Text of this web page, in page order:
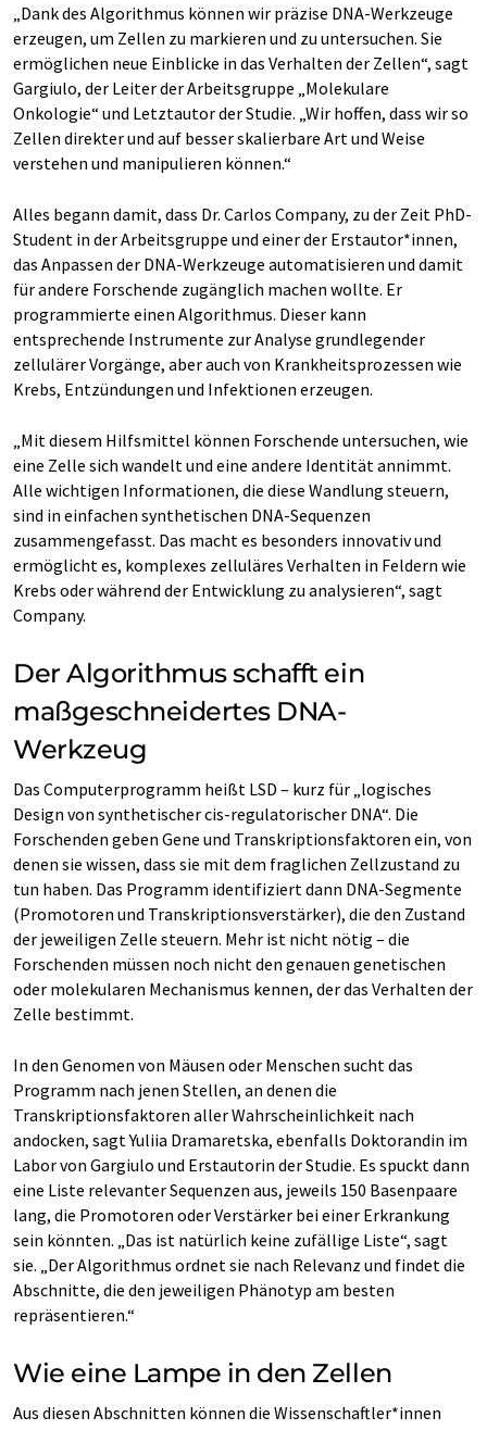
„Dank des Algorithmus können wir präzise DNA-Werkzeuge
erzeugen, um Zellen zu markieren und zu untersuchen. Sie
ermöglichen neue Einblicke in das Verhalten der Zellen“, sagt
Gargiulo, der Leiter der Arbeitsgruppe „Molekulare
Onkologie“ und Letztautor der Studie. „Wir hoffen, dass wir so
Zellen direkter und auf besser skalierbare Art und Weise
verstehen und manipulieren können.“
Alles begann damit, dass Dr. Carlos Company, zu der Zeit PhD-
Student in der Arbeitsgruppe und einer der Erstautor*innen,
das Anpassen der DNA-Werkzeuge automatisieren und damit
für andere Forschende zugänglich machen wollte. Er
programmierte einen Algorithmus. Dieser kann
entsprechende Instrumente zur Analyse grundlegender
zellulärer Vorgänge, aber auch von Krankheitsprozessen wie
Krebs, Entzündungen und Infektionen erzeugen.
„Mit diesem Hilfsmittel können Forschende untersuchen, wie
eine Zelle sich wandelt und eine andere Identität annimmt.
Alle wichtigen Informationen, die diese Wandlung steuern,
sind in einfachen synthetischen DNA-Sequenzen
zusammengefasst. Das macht es besonders innovativ und
ermöglicht es, komplexes zelluläres Verhalten in Feldern wie
Krebs oder während der Entwicklung zu analysieren“, sagt
Company.
Der Algorithmus schafft ein
maßgeschneidertes DNA-
Werkzeug
Das Computerprogramm heißt LSD – kurz für „logisches
Design von synthetischer cis-regulatorischer DNA“. Die
Forschenden geben Gene und Transkriptionsfaktoren ein, von
denen sie wissen, dass sie mit dem fraglichen Zellzustand zu
tun haben. Das Programm identifiziert dann DNA-Segmente
(Promotoren und Transkriptionsverstärker), die den Zustand
der jeweiligen Zelle steuern. Mehr ist nicht nötig – die
Forschenden müssen noch nicht den genauen genetischen
oder molekularen Mechanismus kennen, der das Verhalten der
Zelle bestimmt.
In den Genomen von Mäusen oder Menschen sucht das
Programm nach jenen Stellen, an denen die
Transkriptionsfaktoren aller Wahrscheinlichkeit nach
andocken, sagt Yuliia Dramaretska, ebenfalls Doktorandin im
Labor von Gargiulo und Erstautorin der Studie. Es spuckt dann
eine Liste relevanter Sequenzen aus, jeweils 150 Basenpaare
lang, die Promotoren oder Verstärker bei einer Erkrankung
sein könnten. „Das ist natürlich keine zufällige Liste“, sagt
sie. „Der Algorithmus ordnet sie nach Relevanz und findet die
Abschnitte, die den jeweiligen Phänotyp am besten
repräsentieren.“
Wie eine Lampe in den Zellen
Aus diesen Abschnitten können die Wissenschaftler*innen